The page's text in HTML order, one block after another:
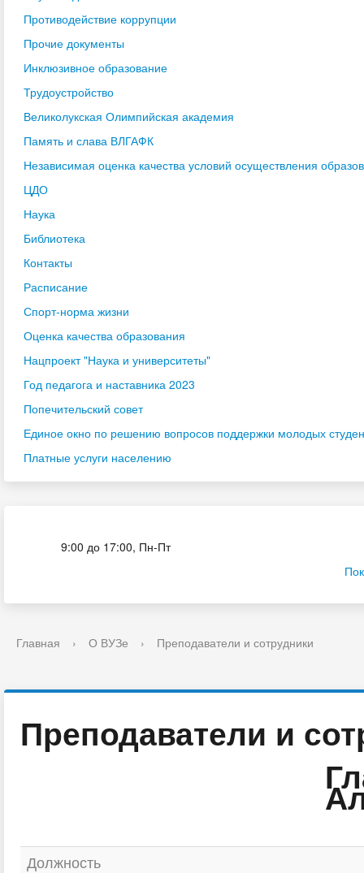
Противодействие коррупции
Прочие документы
Инклюзивное образование
Трудоустройство
Великолукская Олимпийская академия
Память и слава ВЛГАФК
Независимая оценка качества условий осуществления
ЦДО
Наука
Библиотека
Контакты
Расписание
Спорт-норма жизни
Оценка качества образования
Нацпроект "Наука и университеты"
Год педагога и наставника 2023
Попечительский совет
Единое окно по решению вопросов поддержки молодых
Платные услуги населению
9:00 до 17:00, Пн-Пт
Главная › О ВУЗе › Преподаватели и сотрудники
Преподаватели и
Должность